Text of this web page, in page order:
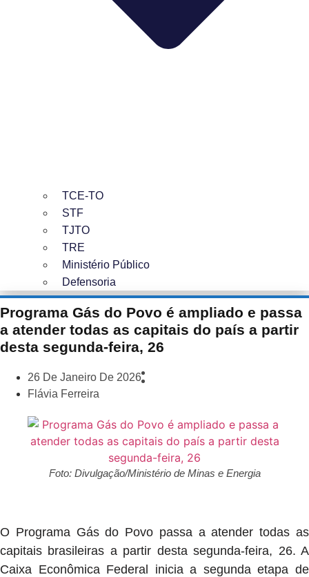
TCE-TO
STF
TJTO
TRE
Ministério Público
Defensoria
Programa Gás do Povo é ampliado e passa
a atender todas as capitais do país a partir
desta segunda-feira, 26
26 De Janeiro De 2026
Flávia Ferreira
Foto: Divulgação/Ministério de Minas e Energia
O Programa Gás do Povo passa a atender todas as
capitais brasileiras a partir desta segunda-feira, 26. A
Caixa Econômica Federal inicia a segunda etapa de